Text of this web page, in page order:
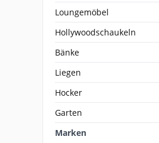
Loungemöbel
Hollywoodschaukeln
Bänke
Liegen
Hocker
Garten
Marken